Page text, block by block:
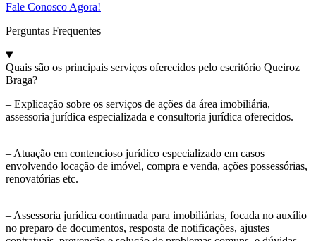
Fale Conosco Agora!
Perguntas Frequentes
Quais são os principais serviços oferecidos pelo escritório Queiroz
Braga?
– Explicação sobre os serviços de ações da área imobiliária,
assessoria jurídica especializada e consultoria jurídica oferecidos.
– Atuação em contencioso jurídico especializado em casos
envolvendo locação de imóvel, compra e venda, ações possessórias,
renovatórias etc.
– Assessoria jurídica continuada para imobiliárias, focada no auxílio
no preparo de documentos, resposta de notificações, ajustes